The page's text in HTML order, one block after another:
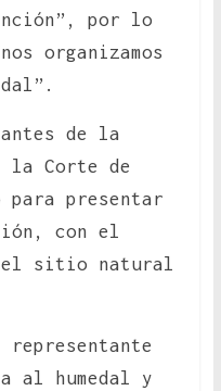
por lo
organizamos
de la
la Corte de
para presentar
con el
el sitio natural
representante
al humedal y